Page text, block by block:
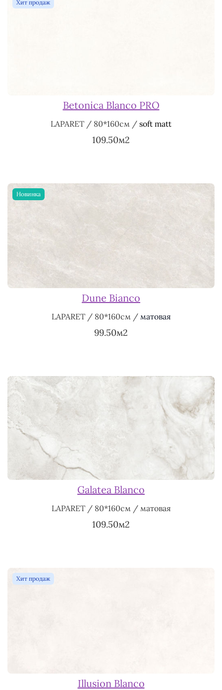
Хит продаж
Betonica Blanco PRO
LAPARET / 80*160см / soft matt
109.50м2
Новинка
Dune Bianco
LAPARET / 80*160см / матовая
99.50м2
Galatea Blanco
LAPARET / 80*160см / матовая
109.50м2
Хит продаж
Illusion Blanco